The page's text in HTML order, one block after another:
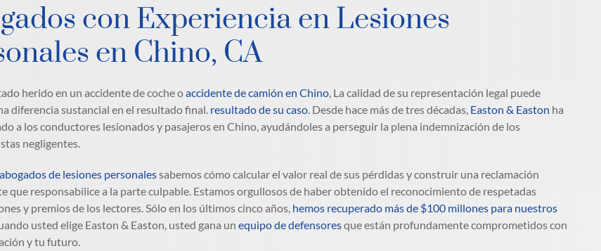
con Experiencia en Lesiones
en Chino, CA
herido en un accidente de coche oaccidente de camión en Chino , La calidad de su representación legal puede
diferencia sustancial en el resultado final. resultado de su caso . Desde hace más de tres décadas, Easton & Easton ha
a los conductores lesionados y pasajeros en Chino, ayudándoles a perseguir la plena indemnización de los
negligentes.
de lesiones personalessabemos cómo calcular el valor real de sus pérdidas y construir una reclamación
que responsabilice a la parte culpable. Estamos orgullosos de haber obtenido el reconocimiento de respetadas
y premios de los lectores. Sólo en los últimos cinco años, hemos recuperado más de $100 millones para nuestros
usted elige Easton & Easton, usted gana unequipo de defensoresque están profundamente comprometidos con
y tu futuro.